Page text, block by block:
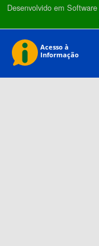
Desenvolvido em